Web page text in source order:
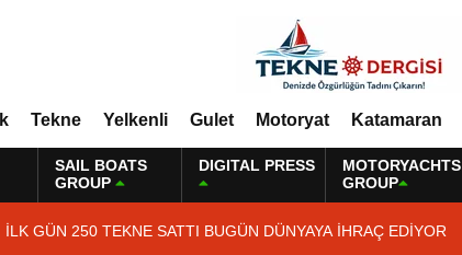
Tekne Yelkenli Gulet Motoryat Katamaran
SAIL BOATS
GROUP
DIGITAL PRESS
MOTORYACHTS
GROUP
İLK GÜN 250 TEKNE SATTI BUGÜN DÜNYAYA İHRAÇ EDİYOR